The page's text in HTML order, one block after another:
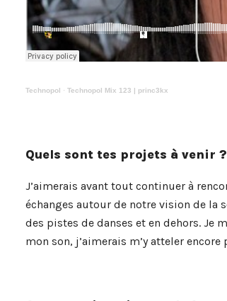
Technopol · Technopol Mix 123 | princ3kx
Quels sont tes projets à venir ?
J’aimerais avant tout continuer à
échanges autour de notre vision de la
des pistes de danses et en dehors. Je
mon son, j’aimerais m’y atteler encore